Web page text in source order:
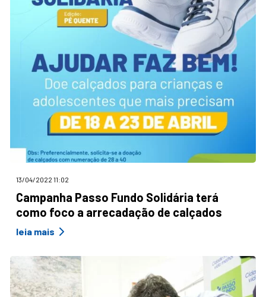
13/04/2022 11:02
Campanha Passo Fundo Solidária terá
como foco a arrecadação de calçados
leia mais